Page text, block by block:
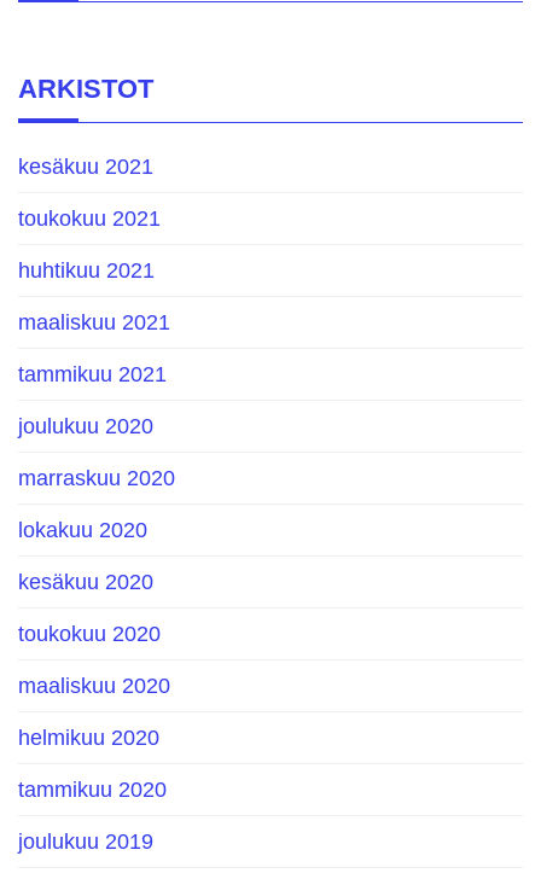
ARKISTOT
kesäkuu 2021
toukokuu 2021
huhtikuu 2021
maaliskuu 2021
tammikuu 2021
joulukuu 2020
marraskuu 2020
lokakuu 2020
kesäkuu 2020
toukokuu 2020
maaliskuu 2020
helmikuu 2020
tammikuu 2020
joulukuu 2019